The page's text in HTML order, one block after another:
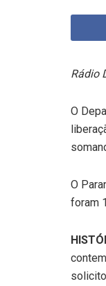
Rádio
O
O
foram